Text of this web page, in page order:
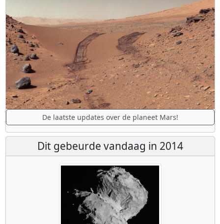
De laatste updates over de planeet Mars!
Dit gebeurde vandaag in 2014